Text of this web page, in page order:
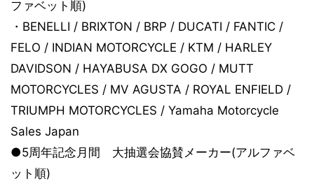
ファベット順)
・BENELLI / BRIXTON / BRP / DUCATI / FANTIC /
FELO / INDIAN MOTORCYCLE / KTM / HARLEY
DAVIDSON / HAYABUSA DX GOGO / MUTT
MOTORCYCLES / MV AGUSTA / ROYAL ENFIELD /
TRIUMPH MOTORCYCLES / Yamaha Motorcycle
Sales Japan
●5周年記念月間 大抽選会協賛メーカー(アルファベ
ット順)